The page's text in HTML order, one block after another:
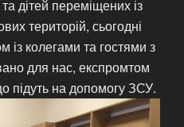
дітей переміщених із
територій, сьогодні
із колегами та гостями з
для нас, експромтом
підуть на допомогу ЗСУ.